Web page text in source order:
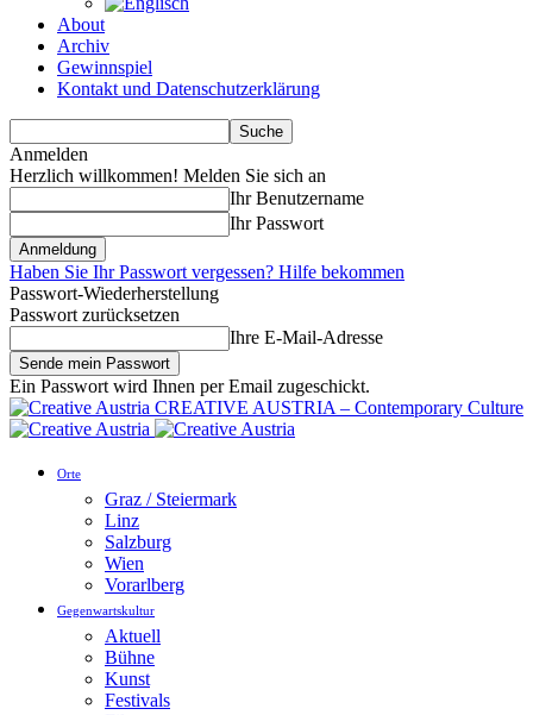
About
Archiv
Gewinnspiel
Kontakt und Datenschutzerklärung
Anmelden
Herzlich willkommen! Melden Sie sich an
Ihr Benutzername
Ihr Passwort
Haben Sie Ihr Passwort vergessen? Hilfe bekommen
Passwort-Wiederherstellung
Passwort zurücksetzen
Ihre E-Mail-Adresse
Ein Passwort wird Ihnen per Email zugeschickt.
CREATIVE AUSTRIA – Contemporary Culture
Orte
Graz / Steiermark
Linz
Salzburg
Wien
Vorarlberg
Gegenwartskultur
Aktuell
Bühne
Kunst
Festivals